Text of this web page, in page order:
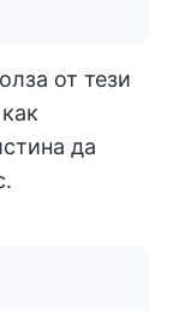
от тези
да